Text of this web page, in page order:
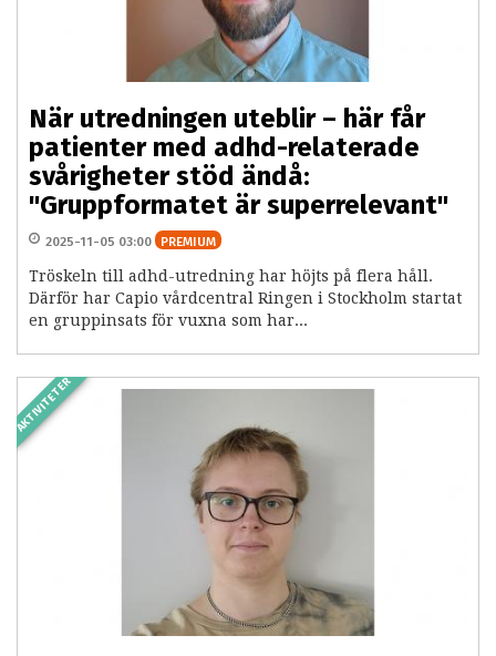
När utredningen uteblir – här får
patienter med adhd-relaterade
svårigheter stöd ändå:
"Gruppformatet är superrelevant"
2025-11-05 03:00 PREMIUM
Tröskeln till adhd-utredning har höjts på flera håll.
Därför har Capio vårdcentral Ringen i Stockholm startat
en gruppinsats för vuxna som har...
AKTIVITETER